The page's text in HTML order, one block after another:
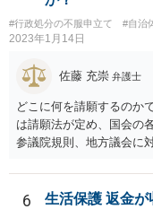
#行政処分の不服申立て #自治
2023年1月14日
佐藤 充崇 弁護士
どこに何を請願するのか
は請願法が定め、国会の
参議院規則、地方議会に
スムースかと思います。
6 生活保護 返金